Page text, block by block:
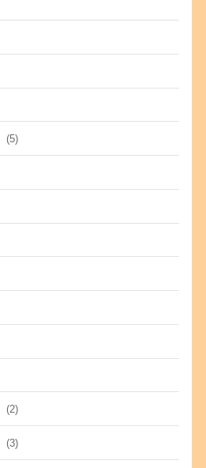
(5)
(2)
(3)